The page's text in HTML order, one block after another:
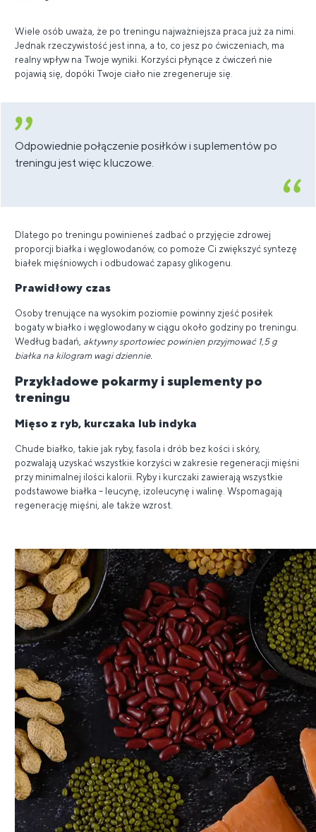
Wiele osób uważa, że ​​po treningu najważniejsza praca już za nimi.
Jednak rzeczywistość jest inna, a to, co jesz po ćwiczeniach, ma
realny wpływ na Twoje wyniki. Korzyści płynące z ćwiczeń nie
pojawią się, dopóki Twoje ciało nie zregeneruje się.
Odpowiednie połączenie posiłków i suplementów po
treningu jest więc kluczowe.
Dlatego po treningu powinieneś zadbać o przyjęcie zdrowej
proporcji białka i węglowodanów, co pomoże Ci zwiększyć syntezę
białek mięśniowych i odbudować zapasy glikogenu.
Prawidłowy czas
Osoby trenujące na wysokim poziomie powinny zjeść posiłek
bogaty w białko i węglowodany w ciągu około godziny po treningu.
Według badań, aktywny sportowiec powinien przyjmować 1,5 g
białka na kilogram wagi dziennie.
Przykładowe pokarmy i suplementy po
treningu
Mięso z ryb, kurczaka lub indyka
Chude białko, takie jak ryby, fasola i drób bez kości i skóry,
pozwalają uzyskać wszystkie korzyści w zakresie regeneracji mięśni
przy minimalnej ilości kalorii. Ryby i kurczaki zawierają wszystkie
podstawowe białka – leucynę, izoleucynę i walinę. Wspomagają
regenerację mięśni, ale także wzrost.